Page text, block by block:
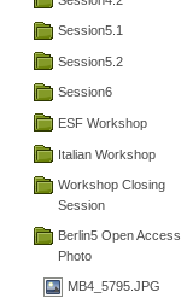
Session5.1
Session5.2
Session6
ESF Workshop
Italian Workshop
Workshop Closing
Session
Berlin5 Open Access
Photo
MB4_5795.JPG